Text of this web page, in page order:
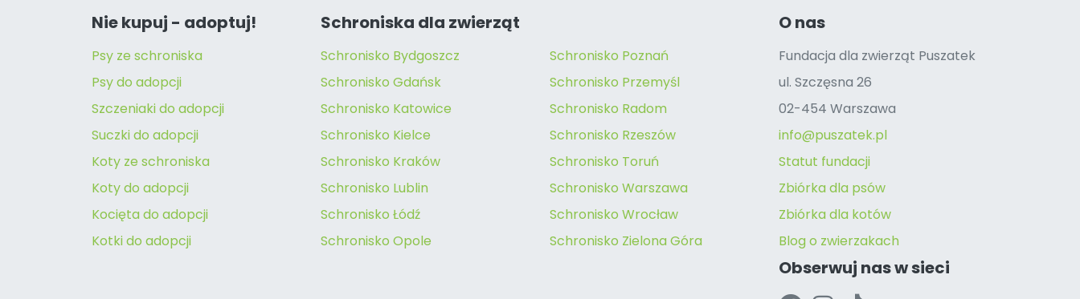
Nie kupuj - adoptuj!
Psy ze schroniska
Psy do adopcji
Szczeniaki do adopcji
Suczki do adopcji
Koty ze schroniska
Koty do adopcji
Kocięta do adopcji
Kotki do adopcji
Schroniska dla zwierząt
Schronisko Bydgoszcz
Schronisko Gdańsk
Schronisko Katowice
Schronisko Kielce
Schronisko Kraków
Schronisko Lublin
Schronisko Łódź
Schronisko Opole
Schronisko Poznań
Schronisko Przemyśl
Schronisko Radom
Schronisko Rzeszów
Schronisko Toruń
Schronisko Warszawa
Schronisko Wrocław
Schronisko Zielona Góra
O nas
Fundacja dla zwierząt Puszatek
ul. Szczęsna 26
02-454 Warszawa
info@puszatek.pl
Statut fundacji
Zbiórka dla psów
Zbiórka dla kotów
Blog o zwierzakach
Obserwuj nas w sieci